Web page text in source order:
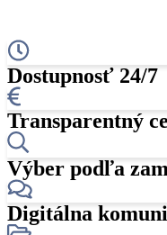
Dostupnosť 24/7
Transparentný
Výber podľa
Digitálna